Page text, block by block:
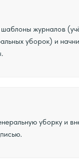
журналов
уборок) и
уборку и